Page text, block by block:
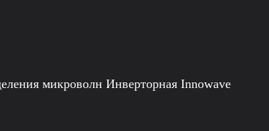
микроволн Инверторная Innowave